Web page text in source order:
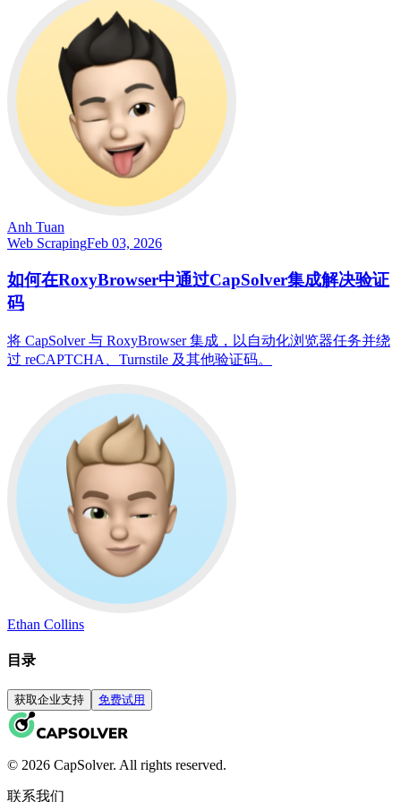
Anh Tuan
Web ScrapingFeb 03, 2026
如何在RoxyBrowser中通过CapSolver集成解决验证
码
将 CapSolver 与 RoxyBrowser 集成，以自动化浏览器任务并绕
过 reCAPTCHA、Turnstile 及其他验证码。
Ethan Collins
目录
获取企业支持 免费试用
© 2026 CapSolver. All rights reserved.
联系我们